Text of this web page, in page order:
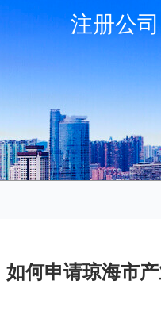
注册公
如何申请琼海市